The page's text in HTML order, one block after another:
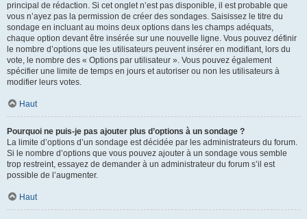
principal de rédaction. Si cet onglet n’est pas disponible, il est probable que
vous n’ayez pas la permission de créer des sondages. Saisissez le titre du
sondage en incluant au moins deux options dans les champs adéquats,
chaque option devant être insérée sur une nouvelle ligne. Vous pouvez définir
le nombre d’options que les utilisateurs peuvent insérer en modifiant, lors du
vote, le nombre des « Options par utilisateur ». Vous pouvez également
spécifier une limite de temps en jours et autoriser ou non les utilisateurs à
modifier leurs votes.
Haut
Pourquoi ne puis-je pas ajouter plus d’options à un sondage ?
La limite d’options d’un sondage est décidée par les administrateurs du forum.
Si le nombre d’options que vous pouvez ajouter à un sondage vous semble
trop restreint, essayez de demander à un administrateur du forum s’il est
possible de l’augmenter.
Haut